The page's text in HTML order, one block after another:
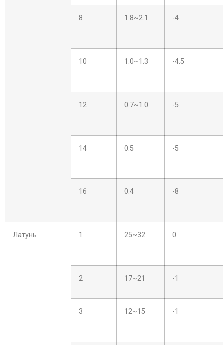
8 1.8~2.1 -4
10 1.0~1.3 -4.5
12 0.7~1.0 -5
14 0.5 -5
16 0.4 -8
Латунь 1 25~32 0
2 17~21 -1
3 12~15 -1